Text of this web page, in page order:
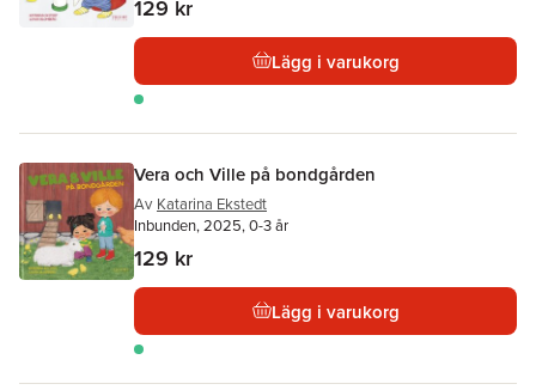
129 kr
Lägg i varukorg
Vera och Ville på bondgården
Av Katarina Ekstedt
Inbunden, 2025, 0-3 år
129 kr
Lägg i varukorg